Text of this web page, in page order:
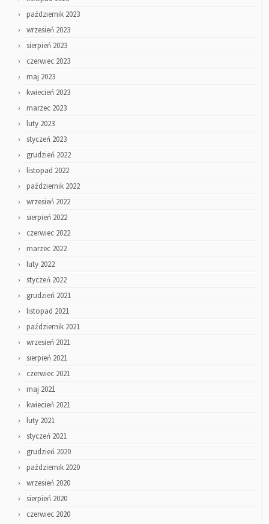
październik 2023
wrzesień 2023
sierpień 2023
czerwiec 2023
maj 2023
kwiecień 2023
marzec 2023
luty 2023
styczeń 2023
grudzień 2022
listopad 2022
październik 2022
wrzesień 2022
sierpień 2022
czerwiec 2022
marzec 2022
luty 2022
styczeń 2022
grudzień 2021
listopad 2021
październik 2021
wrzesień 2021
sierpień 2021
czerwiec 2021
maj 2021
kwiecień 2021
luty 2021
styczeń 2021
grudzień 2020
październik 2020
wrzesień 2020
sierpień 2020
czerwiec 2020